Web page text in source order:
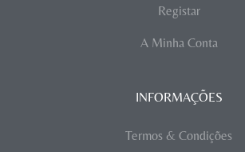
Registar
A Minha Conta
INFORMAÇÕES
Termos & Condições